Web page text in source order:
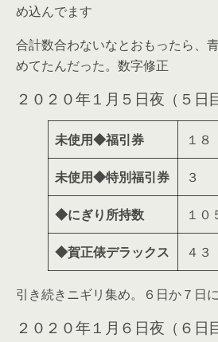
め込んでます
合計数合わないなとおもったら、
めてたんだった。数字修正
２０２０年１月５日夜（５日
未使用◆福引券 １８
未使用◆特別福引券 ３
◆にぎり所持数 １０
◆賀正俵デラックス ４３
引き続きニギリ集め。６日か７日
２０２０年１月６日夜（６日